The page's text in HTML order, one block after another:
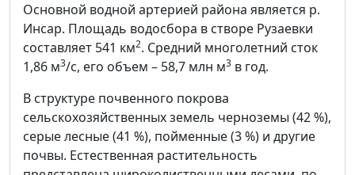
Основной водной артерией района является р.
Инсар. Площадь водосбора в створе Рузаевки
составляет 541 км2. Средний многолетний сток
1,86 м3/с, его объем – 58,7 млн м3 в год.
В структуре почвенного покрова
сельскохозяйственных земель черноземы (42 %),
серые лесные (41 %), пойменные (3 %) и другие
почвы. Естественная растительность